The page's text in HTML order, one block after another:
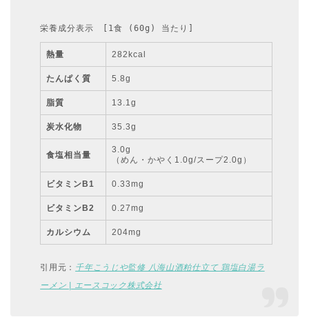
栄養成分表示　[1食 (60g) 当たり]
熱量 282kcal
たんぱく質 5.8g
脂質 13.1g
炭水化物 35.3g
食塩相当量
3.0g
（めん・かやく1.0g/スープ2.0g）
ビタミンB1 0.33mg
ビタミンB2 0.27mg
カルシウム 204mg
引用元： 千年こうじや監修 八海山酒粕仕立て 鶏塩白湯ラ
ーメン | エースコック株式会社